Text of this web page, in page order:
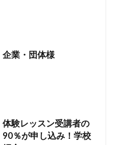
企業・団体様
体験レッスン受講者の
90％が申し込み！学校